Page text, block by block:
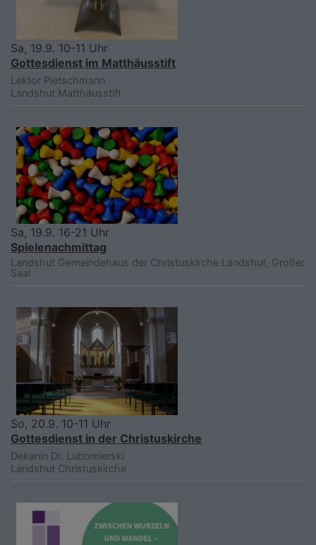
Sa, 19.9. 10-11 Uhr
Gottesdienst im Matthäusstift
Lektor Pietschmann
Landshut Matthäusstift
Sa, 19.9. 16-21 Uhr
Spielenachmittag
Landshut Gemeindehaus der Christuskirche Landshut, Großer
Saal
So, 20.9. 10-11 Uhr
Gottesdienst in der Christuskirche
Dekanin Dr. Lubomierski
Landshut Christuskirche